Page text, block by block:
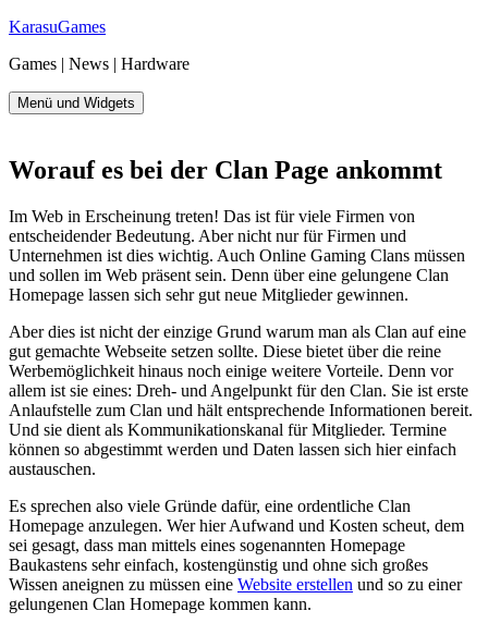
Zum
springen
KarasuGames
Games | News | Hardware
Menü und Widgets
Worauf es bei der Clan Page ankommt
Im Web in Erscheinung treten! Das ist für viele Firmen von
entscheidender Bedeutung. Aber nicht nur für Firmen und
Unternehmen ist dies wichtig. Auch Online Gaming Clans müssen
und sollen im Web präsent sein. Denn über eine gelungene Clan
Homepage lassen sich sehr gut neue Mitglieder gewinnen.
Aber dies ist nicht der einzige Grund warum man als Clan auf eine
gut gemachte Webseite setzen sollte. Diese bietet über die reine
Werbemöglichkeit hinaus noch einige weitere Vorteile. Denn vor
allem ist sie eines: Dreh- und Angelpunkt für den Clan. Sie ist erste
Anlaufstelle zum Clan und hält entsprechende Informationen bereit.
Und sie dient als Kommunikationskanal für Mitglieder. Termine
können so abgestimmt werden und Daten lassen sich hier einfach
austauschen.
Es sprechen also viele Gründe dafür, eine ordentliche Clan
Homepage anzulegen. Wer hier Aufwand und Kosten scheut, dem
sei gesagt, dass man mittels eines sogenannten Homepage
Baukastens sehr einfach, kostengünstig und ohne sich großes
Wissen aneignen zu müssen eine Website erstellen und so zu einer
gelungenen Clan Homepage kommen kann.